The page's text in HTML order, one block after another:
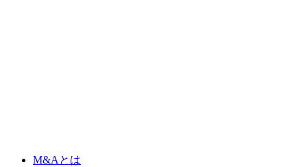
M&Aとは